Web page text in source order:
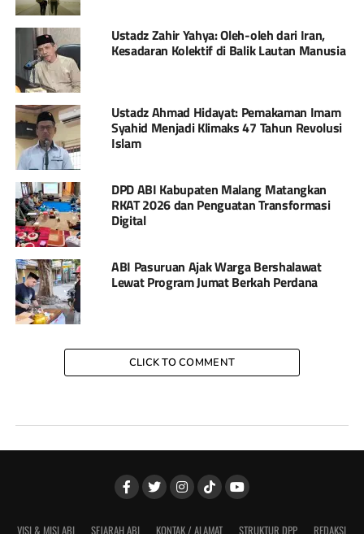
Ustadz Zahir Yahya: Oleh-oleh dari Iran,
Kesadaran Kolektif di Balik Lautan Manusia
Ustadz Ahmad Hidayat: Pemakaman Imam
Syahid Menjadi Klimaks 47 Tahun Revolusi
Islam
DPD ABI Kabupaten Malang Matangkan
RKAT 2026 dan Penguatan Transformasi
Digital
ABI Pasuruan Ajak Warga Bershalawat
Lewat Program Jumat Berkah Perdana
CLICK TO COMMENT
VISI & MISI ABI SEJARAH ABI KONTAK / ALAMAT STRUKTUR DPP REDAKSI